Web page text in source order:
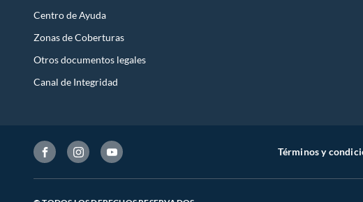
Centro de Ayuda
Zonas de Coberturas
Otros documentos legales
Canal de Integridad
Términos y